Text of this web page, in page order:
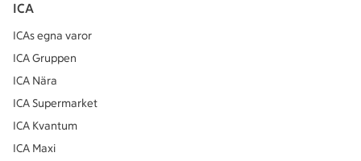
ICA
ICAs egna varor
ICA Gruppen
ICA Nära
ICA Supermarket
ICA Kvantum
ICA Maxi